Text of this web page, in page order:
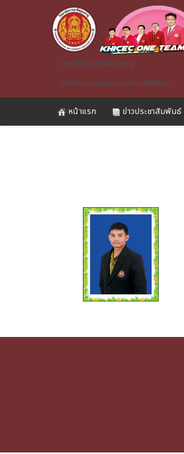
Skip to main content
วิทยาลัยการอาชีพขุนหาญ
สำนักงานคณะกรรมการการอาชีวศึกษา
หน้าแรก ข่าวประชาสัมพันธ์